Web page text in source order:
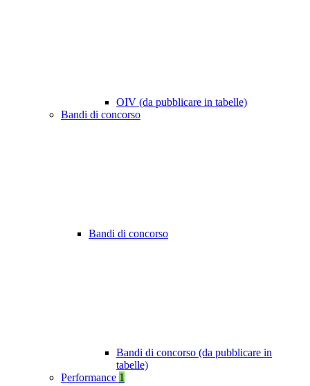
OIV (da pubblicare in tabelle)
Bandi di concorso
Bandi di concorso
Bandi di concorso (da pubblicare in
tabelle)
Performance 1